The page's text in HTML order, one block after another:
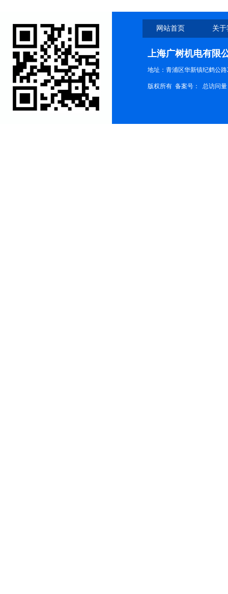
网站首页 关
上海广树机电有限
地址：青浦区华新镇纪鹤公路
版权所有 备案号： 总访问